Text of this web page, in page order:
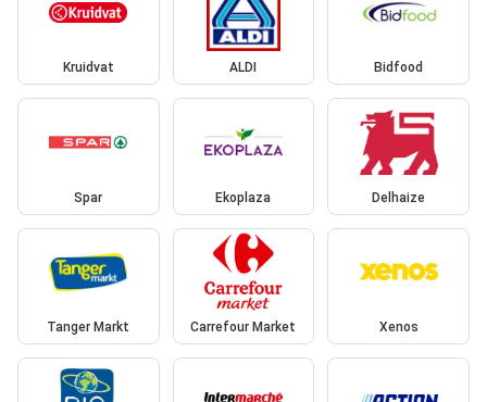
Kruidvat ALDI Bidfood
Spar Ekoplaza Delhaize
Tanger Markt Carrefour Market Xenos